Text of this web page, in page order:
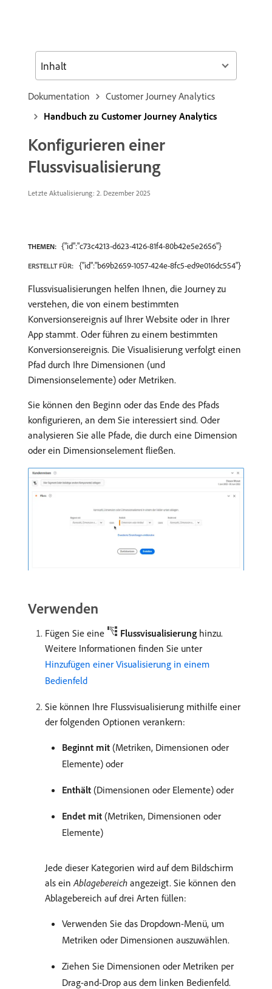
Dokumentation
Customer Journey Analytics
Handbuch zu Customer Journey Analytics
Konfigurieren einer
Flussvisualisierung
Letzte Aktualisierung: 2. Dezember 2025
THEMEN: {"id":"c73c4213-d623-4126-81f4-80b42e5e2656"}
ERSTELLT FÜR: {"id":"b69b2659-1057-424e-8fc5-ed9e016dc554"}
Flussvisualisierungen helfen Ihnen, die Journey zu
verstehen, die von einem bestimmten
Konversionsereignis auf Ihrer Website oder in Ihrer
App stammt. Oder führen zu einem bestimmten
Konversionsereignis. Die Visualisierung verfolgt einen
Pfad durch Ihre Dimensionen (und
Dimensionselemente) oder Metriken.
Sie können den Beginn oder das Ende des Pfads
konfigurieren, an dem Sie interessiert sind. Oder
analysieren Sie alle Pfade, die durch eine Dimension
oder ein Dimensionselement fließen.
Verwenden
Fügen Sie eine Flussvisualisierung hinzu.
Weitere Informationen finden Sie unter
Hinzufügen einer Visualisierung in einem
Bedienfeld
Sie können Ihre Flussvisualisierung mithilfe einer
der folgenden Optionen verankern:
Beginnt mit (Metriken, Dimensionen oder
Elemente) oder
Enthält (Dimensionen oder Elemente) oder
Endet mit (Metriken, Dimensionen oder
Elemente)
Jede dieser Kategorien wird auf dem Bildschirm
als ein Ablagebereich angezeigt. Sie können den
Ablagebereich auf drei Arten füllen:
Verwenden Sie das Dropdown-Menü, um
Metriken oder Dimensionen auszuwählen.
Ziehen Sie Dimensionen oder Metriken per
Drag-and-Drop aus dem linken Bedienfeld.
Inhalt